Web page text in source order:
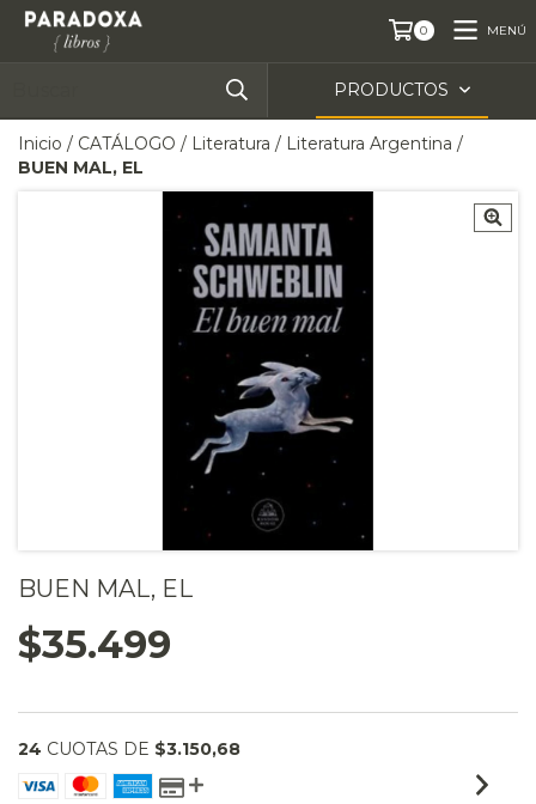
0 MENÚ
PRODUCTOS
Inicio / CATÁLOGO / Literatura / Literatura Argentina /
BUEN MAL, EL
BUEN MAL, EL
$35.499
24 CUOTAS DE $3.150,68